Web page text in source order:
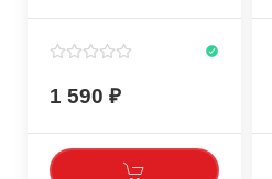
прозрачный/
1 590